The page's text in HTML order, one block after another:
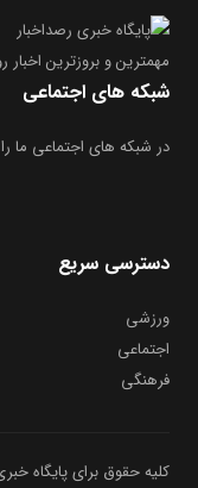
مهمترین و بروز‌ترین اخبار
شبکه های اجتماعی
در شبکه های اجتماعی ما
دسترسی سریع
ورزشی
اجتماعی
فرهنگی
کلیه حقوق برای پایگاه